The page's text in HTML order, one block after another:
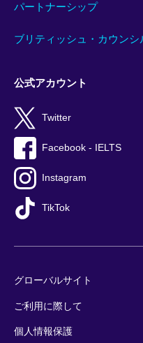
パートナーシップ
ブリティッシュ・カウンシ
公式アカウント
Twitter
Facebook - IELTS
Instagram
TikTok
グローバルサイト
ご利用に際して
個人情報保護